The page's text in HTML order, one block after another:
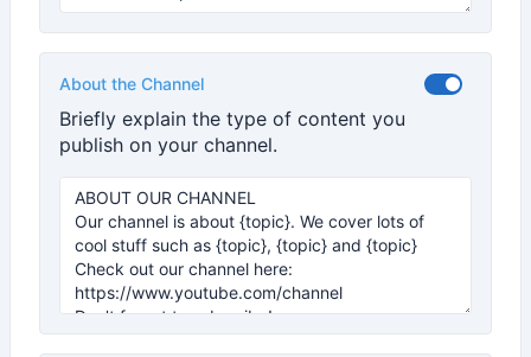
About the Channel
Briefly explain the type of content you
publish on your channel.